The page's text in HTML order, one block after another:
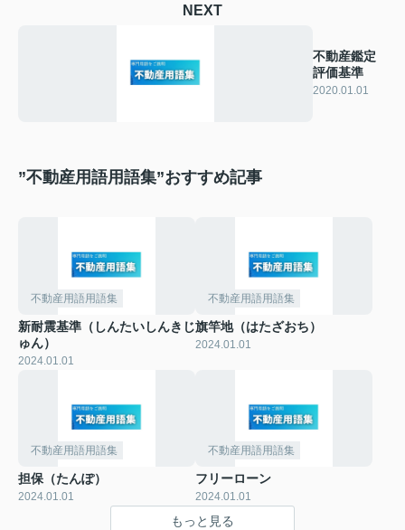
NEXT
不動産鑑定
評価基準
2020.01.01
”不動産用語用語集”おすすめ記事
不動産用語用語集
新耐震基準（しんたいしんきじ
ゅん）
2024.01.01
不動産用語用語集
旗竿地（はたざおち）
2024.01.01
不動産用語用語集
担保（たんぽ）
2024.01.01
不動産用語用語集
フリーローン
2024.01.01
もっと見る